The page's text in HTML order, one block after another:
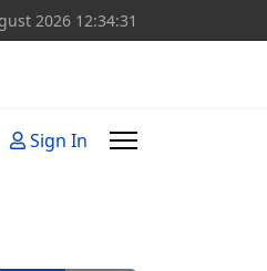
2026 12:34:31
Sign In